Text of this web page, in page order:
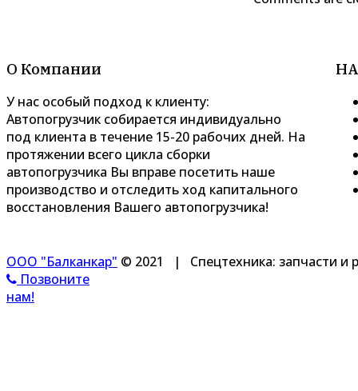
О Компании
У нас особый подход к клиенту:
Автопогрузчик собирается индивидуально
под клиента в течение 15-20 рабочих дней. На
протяжении всего цикла сборки
автопогрузчика Вы вправе посетить наше
производство и отследить ход капитального
восстановления Вашего автопогрузчика!
ООО "Балканкар" © 2021 | Спецтехника: запчасти и
Позвоните
нам!